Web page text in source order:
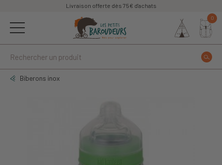
Livraison offerte dès 75€ d'achats
0
Biberons inox